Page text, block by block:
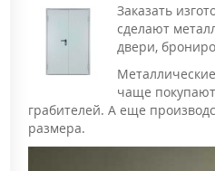
Заказать
сделают
двери,
чаще
грабителей. А еще
размера.